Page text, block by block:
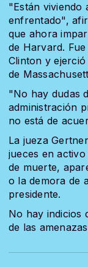
"Están viviendo
enfrentado",
que ahora
de Harvard.
Clinton y
de
"No hay dudas
administración
no está de
La jueza
jueces en
de muerte,
o la demora de
presidente.
No hay indicios
de las